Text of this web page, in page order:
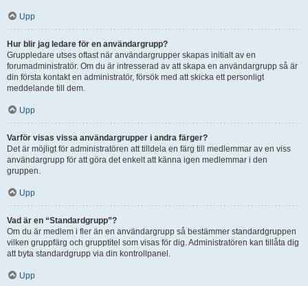
Upp
Hur blir jag ledare för en användargrupp?
Gruppledare utses oftast när användargrupper skapas initialt av en
forumadministratör. Om du är intresserad av att skapa en användargrupp så är
din första kontakt en administratör, försök med att skicka ett personligt
meddelande till dem.
Upp
Varför visas vissa användargrupper i andra färger?
Det är möjligt för administratören att tilldela en färg till medlemmar av en viss
användargrupp för att göra det enkelt att känna igen medlemmar i den
gruppen.
Upp
Vad är en “Standardgrupp”?
Om du är medlem i fler än en användargrupp så bestämmer standardgruppen
vilken gruppfärg och grupptitel som visas för dig. Administratören kan tillåta dig
att byta standardgrupp via din kontrollpanel.
Upp